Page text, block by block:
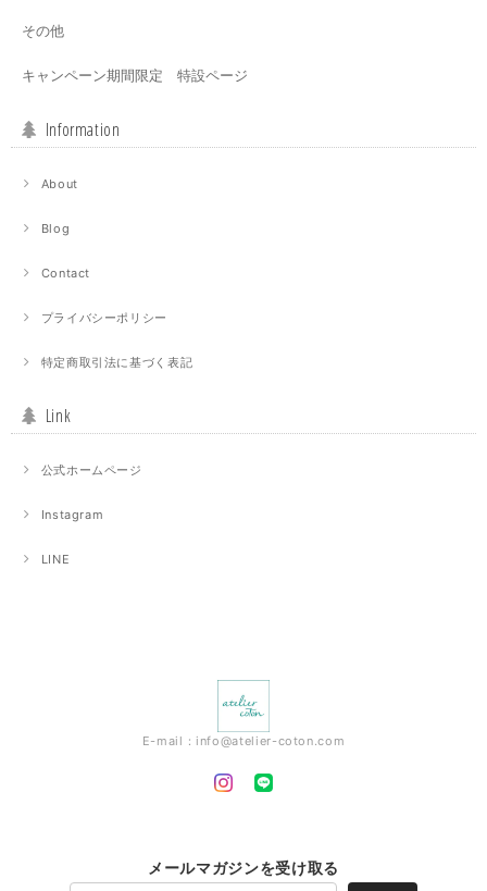
その他
キャンペーン期間限定 特設ページ
Information
About
Blog
Contact
プライバシーポリシー
特定商取引法に基づく表記
Link
公式ホームページ
Instagram
LINE
E-mail： info@atelier-coton.com
メールマガジンを受け取る